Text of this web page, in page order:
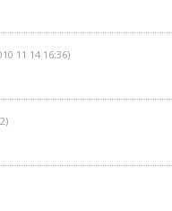
11 14 16:36)